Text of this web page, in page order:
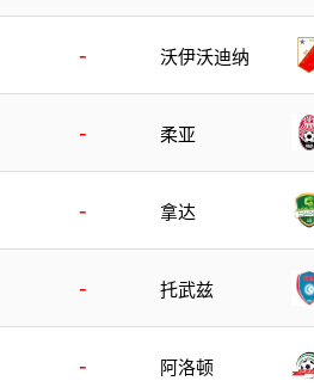
- 沃伊沃迪纳
- 柔亚
- 拿达
- 托武兹
- 阿洛顿